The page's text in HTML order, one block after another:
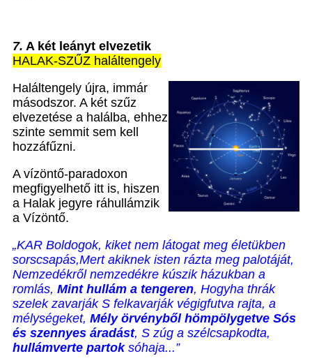
7. A két leányt elvezetik
HALAK-SZŰZ haláltengely
Haláltengely újra, immár
másodszor. A két szűz
elvezetése a halálba, ehhez
szinte semmit sem kell
hozzáfűzni.
A vízöntő-paradoxon
megfigyelhető itt is, hiszen
a Halak jegyre ráhullámzik
a Vízöntő.
„KAR Boldogok, kiket nem látogat meg életükben
sorscsapás,Mert akiknek isten rázta meg palotáját,
Nemzedékről nemzedékre kúszik házukban a
romlás, Mint hullám a tengeren, Hogyha thrák
szelek zavarják S felkavarják végigfutva rajta, a
mélységeket, Mély örvényből hömpölygetve Sós
és szennyes áradást, S zúg a szélcsapkodta,
hullámverte partoksóhaja...”